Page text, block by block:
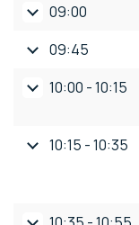
09:00
09:45
10:00 - 10:15
10:15 - 10:35